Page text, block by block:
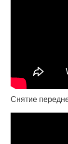
Снятие